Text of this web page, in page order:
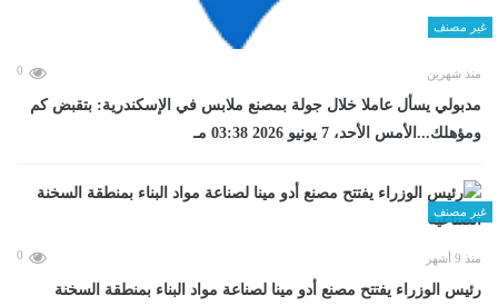
غير مصنف
منذ شهرين 0
مدبولي يسأل عاملا خلال جولة بمصنع ملابس في الإسكندرية: بتقبض كم
ومؤهلك...الأمس الأحد، 7 يونيو 2026 03:38 مـ
غير مصنف
منذ 9 أشهر 0
رئيس الوزراء يفتتح مصنع أدو مينا لصناعة مواد البناء بمنطقة السخنة